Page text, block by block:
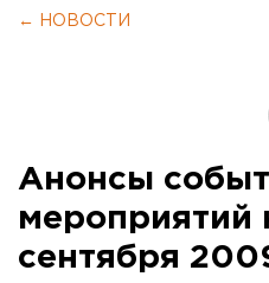
← НОВОСТИ
Анонсы
мероприятий
сентября